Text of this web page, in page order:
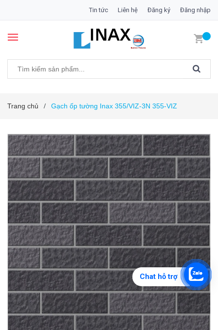
Tin tức Liên hệ Đăng ký Đăng nhập
Trang chủ / Gạch ốp tường Inax 355/VIZ-3N 355-VIZ
Chat hỗ trợ